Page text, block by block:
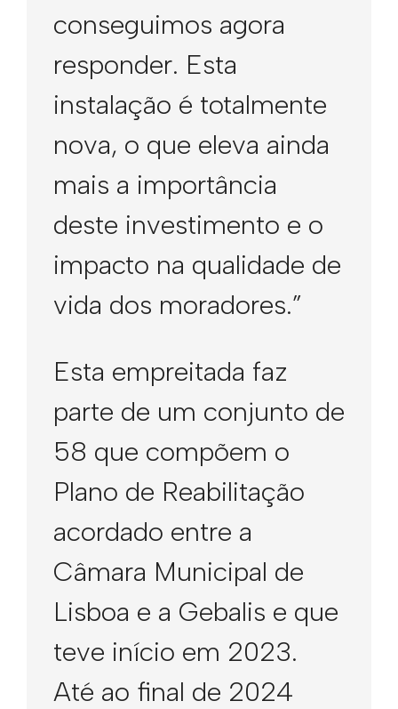
conseguimos agora
responder. Esta
instalação é totalmente
nova, o que eleva ainda
mais a importância
deste investimento e o
impacto na qualidade de
vida dos moradores.”
Esta empreitada faz
parte de um conjunto de
58 que compõem o
Plano de Reabilitação
acordado entre a
Câmara Municipal de
Lisboa e a Gebalis e que
teve início em 2023.
Até ao final de 2024